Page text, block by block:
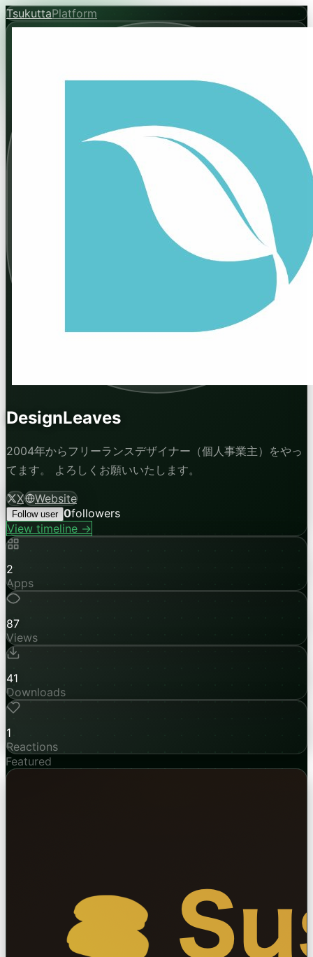
TsukuttaPlatform
DesignLeaves
2004年からフリーランスデザイナー（個人事業主）をやっ
てます。 よろしくお願いいたします。
X Website
Follow user 0followers
View timeline →
2
Apps
87
Views
41
Downloads
1
Reactions
Featured